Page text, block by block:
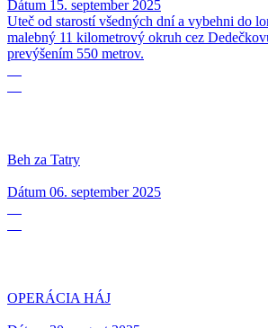
Dátum 15. september 2025
Uteč od starostí všedných dní a vybehni do
malebný 11 kilometrový okruh cez
prevýšením 550 metrov.
Beh za Tatry
Dátum 06. september 2025
OPERÁCIA HÁJ